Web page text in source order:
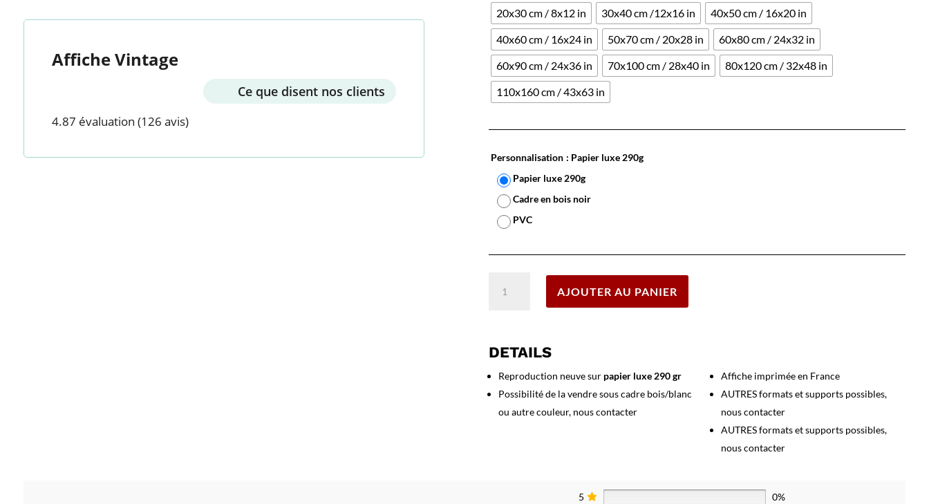
Affiche Vintage
Ce que disent nos clients
4.87 évaluation (126 avis)
20x30 cm / 8x12 in 30x40 cm /12x16 in
40x50 cm / 16x20 in
40x60 cm / 16x24 in
50x70 cm / 20x28 in
60x80 cm / 24x32 in
60x90 cm / 24x36 in
70x100 cm / 28x40 in
80x120 cm / 32x48 in
110x160 cm / 43x63 in
Personnalisation : Papier luxe 290g
Papier luxe 290g
Cadre en bois noir
PVC
AJOUTER AU PANIER
DETAILS
Reproduction neuve sur papier luxe 290 gr
Possibilité de la vendre sous cadre bois/blanc
ou autre couleur, nous contacter
Affiche imprimée en France
AUTRES formats et supports possibles,
nous contacter
AUTRES formats et supports possibles,
nous contacter
5
0%